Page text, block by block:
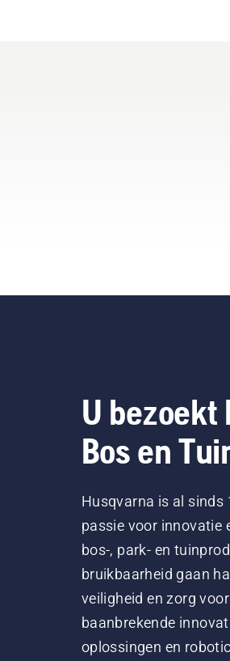
U bezoekt
Bos en
Husqvarna is al sinds
passie voor innovatie
bos-, park- en
bruikbaarheid gaan
veiligheid en zorg
baanbrekende
oplossingen en